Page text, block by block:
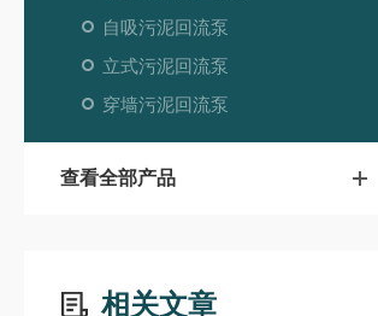
自吸污泥回流泵
立式污泥回流泵
穿墙污泥回流泵
查看全部产品
相关文章